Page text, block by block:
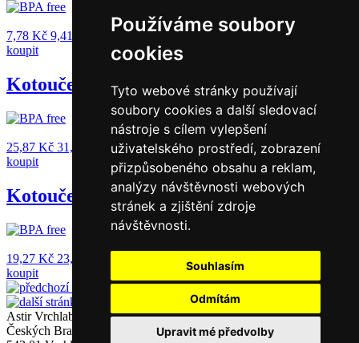
Používáme soubory
cookies
Tyto webové stránky používají
soubory cookies a další sledovací
nástroje s cílem vylepšení
uživatelského prostředí, zobrazení
přizpůsobeného obsahu a reklam,
analýzy návštěvnosti webových
stránek a zjištění zdroje
návštěvnosti.
Souhlasím
Odmítám
Upravit mé předvolby
7,78 Kč 9,41
s DPH
koupit
Kotouček TERMO 80/70/12_48g.
25,87 Kč 31,30
s DPH
koupit
Kotouček TERMO 57/70/17_48g
19,27 Kč 23,32
koupit
stránka 1 z 3
Astir Vrchlabí, s.r.o.
Českých Bratří 1376